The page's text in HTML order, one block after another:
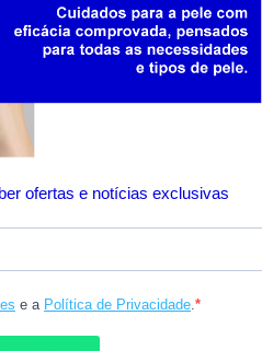
ESTA PÁGINA
CONTINUAR